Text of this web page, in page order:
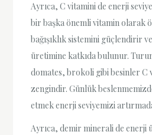
Ayrıca, C vitamini de enerji
bir başka önemli vitamin olarak
bağışıklık sistemini güçlendirir
üretimine katkıda bulunur.
domates, brokoli gibi besinler C
zengindir. Günlük
etmek enerji seviyemizi
Ayrıca, demir minerali de